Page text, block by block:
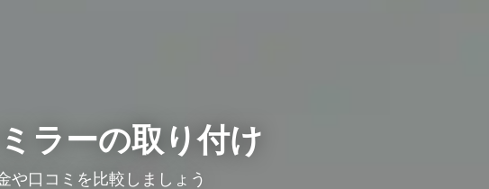
ラーの取り付け
口コミを比較しましょう